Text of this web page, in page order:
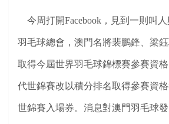
今周打開Facebook，見到一則叫
羽毛球總會，澳門名將裴鵬鋒、梁
取得今屆世界羽毛球錦標賽參賽資
代世錦賽改以積分排名取得參賽資格
世錦賽入場券。消息對澳門羽毛球